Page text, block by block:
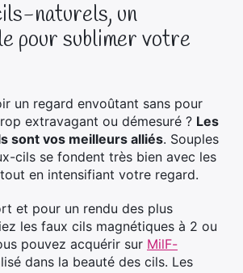
naturels, un
pour sublimer votre
un regard envoûtant sans pour
extravagant ou démesuré ? Les
sont vos meilleurs alliés. Souples
cils se fondent très bien avec les
en intensifiant votre regard.
et pour un rendu des plus
les faux cils magnétiques à 2 ou
pouvez acquérir sur MilF-
dans la beauté des cils. Les